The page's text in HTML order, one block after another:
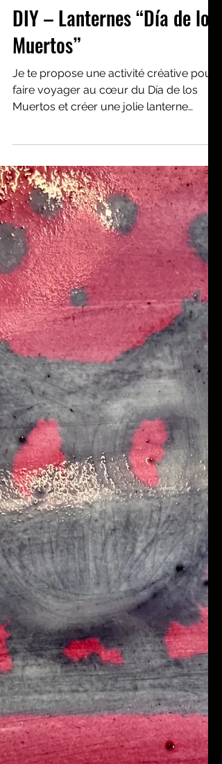
Activités créatives
DIY – Lanternes “Día de los
Muertos”
Je te propose une activité créative pour